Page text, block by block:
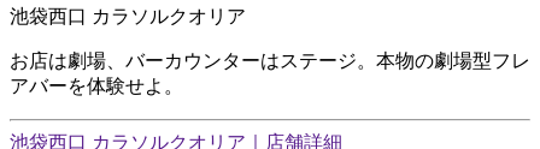
池袋西口 カラソルクオリア
お店は劇場、バーカウンターはステージ。本物の劇場型フレ
アバーを体験せよ。
池袋西口 カラソルクオリア｜店舗詳細